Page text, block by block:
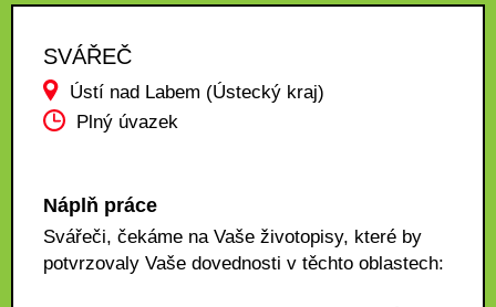
SVÁŘEČ
Ústí nad Labem (Ústecký kraj)
Plný úvazek
Náplň práce
Svářeči, čekáme na Vaše životopisy, které by
potvrzovaly Vaše dovednosti v těchto oblastech: